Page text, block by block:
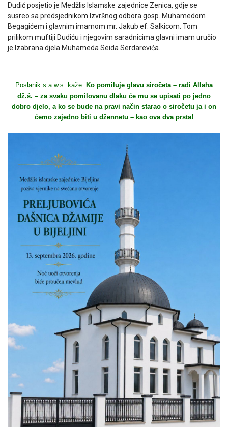
Dudić posjetio je Medžlis Islamske zajednice Zenica, gdje se
susreo sa predsjednikom Izvršnog odbora gosp. Muhamedom
Begagićem i glavnim imamom mr. Jakub ef. Salkicom. Tom
prilikom muftiji Dudiću i njegovim saradnicima glavni imam uručio
je Izabrana djela Muhameda Seida Serdarevića.
Poslanik s.a.w.s. kaže: Ko pomiluje glavu siročeta – radi Allaha
dž.š. – za svaku pomilovanu dlaku će mu se upisati po jedno
dobro djelo, a ko se bude na pravi način starao o siročetu ja i on
ćemo zajedno biti u džennetu – kao ova dva prsta!